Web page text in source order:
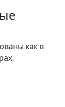
как в